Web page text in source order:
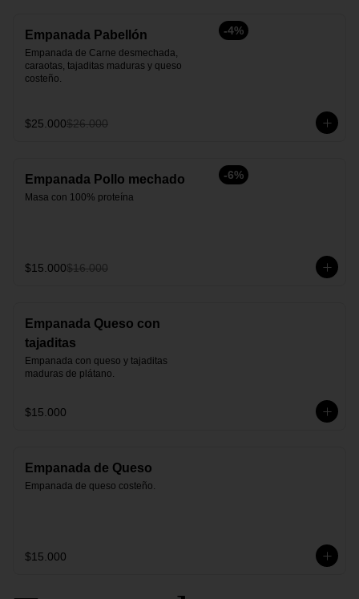
-4%
Empanada Pabellón
Empanada de Carne desmechada,
caraotas, tajaditas maduras y queso
costeño.
$25.000$26.000
-6%
Empanada Pollo mechado
Masa con 100% proteína
$15.000$16.000
Empanada Queso con
tajaditas
Empanada con queso y tajaditas
maduras de plátano.
$15.000
Empanada de Queso
Empanada de queso costeño.
$15.000